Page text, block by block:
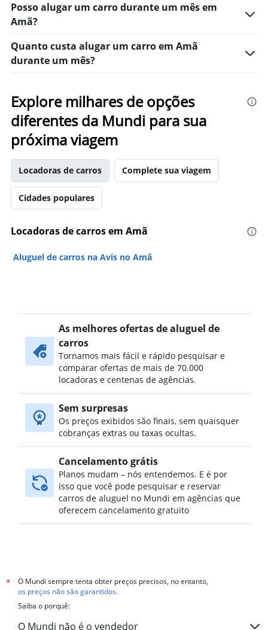
Posso alugar um carro durante um mês em
Amã?
Quanto custa alugar um carro em Amã
durante um mês?
Explore milhares de opções
diferentes da Mundi para sua
próxima viagem
Locadoras de carros Complete sua viagem
Cidades populares
Locadoras de carros em Amã
Aluguel de carros na Avis no Amã
As melhores ofertas de aluguel de
carros
Tornamos mais fácil e rápido pesquisar e
comparar ofertas de mais de 70.000
locadoras e centenas de agências.
Sem surpresas
Os preços exibidos são finais, sem quaisquer
cobranças extras ou taxas ocultas.
Cancelamento grátis
Planos mudam – nós entendemos. E é por
isso que você pode pesquisar e reservar
carros de aluguel no Mundi em agências que
oferecem cancelamento gratuito
*
O Mundi sempre tenta obter preços precisos, no entanto,
os preços não são garantidos.
Saiba o porquê:
O Mundi não é o vendedor